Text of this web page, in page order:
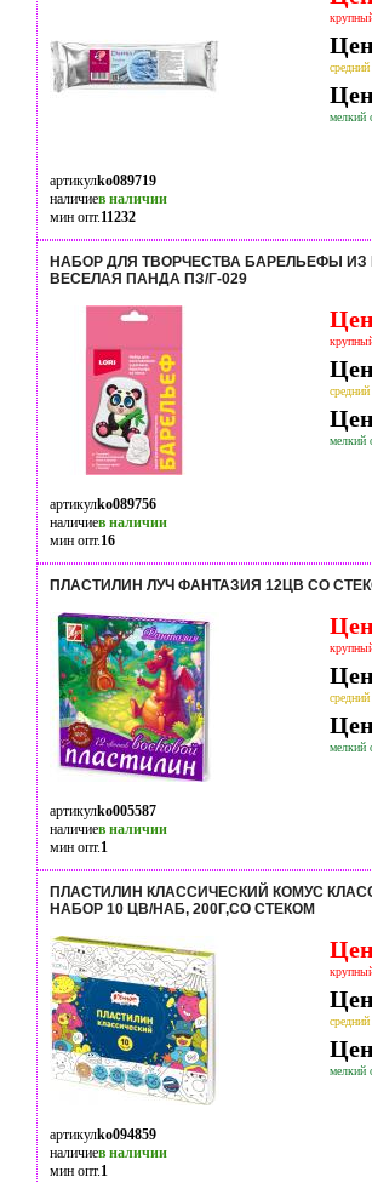
мелкий
артикулko089719
наличиев наличии
мин опт.11232
НАБОР ДЛЯ ТВОРЧЕСТВА БАРЕЛЬЕФЫ ИЗ
ВЕСЕЛАЯ ПАНДА ПЗ/Г-029
мелкий
артикулko089756
наличиев наличии
мин опт.16
ПЛАСТИЛИН ЛУЧ ФАНТАЗИЯ 12ЦВ СО
мелкий
артикулko005587
наличиев наличии
мин опт.1
ПЛАСТИЛИН КЛАССИЧЕСКИЙ КОМУС
НАБОР 10 ЦВ/НАБ, 200Г,СО СТЕКОМ
мелкий
артикулko094859
наличиев наличии
мин опт.1